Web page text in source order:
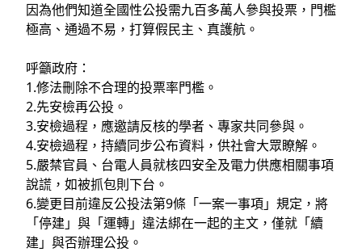
因為他們知道全國性公投需九百多萬人參與投票，門檻
極高、通過不易，打算假民主、真護航。
呼籲政府：
1.修法刪除不合理的投票率門檻。
2.先安檢再公投。
3.安檢過程，應邀請反核的學者、專家共同參與。
4.安檢過程，持續同步公布資料，供社會大眾瞭解。
5.嚴禁官員、台電人員就核四安全及電力供應相關事項
說謊，如被抓包則下台。
6.變更目前違反公投法第9條「一案一事項」規定，將
「停建」與「運轉」違法綁在一起的主文，僅就「續
建」與否辦理公投。